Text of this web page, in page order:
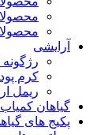
آرایشی
رژگونه
کرم
ریمل
گیاهان
پکیج های